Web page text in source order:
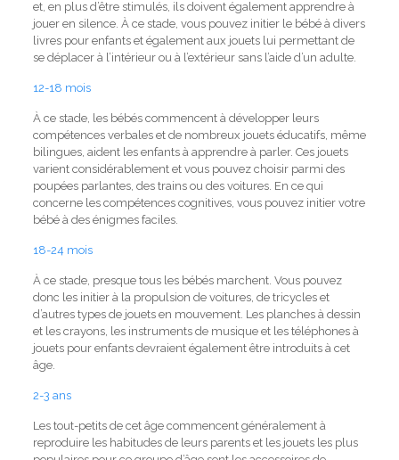
et, en plus d’être stimulés, ils doivent également apprendre à
jouer en silence. À ce stade, vous pouvez initier le bébé à divers
livres pour enfants et également aux jouets lui permettant de
se déplacer à l’intérieur ou à l’extérieur sans l’aide d’un adulte.
12-18 mois
À ce stade, les bébés commencent à développer leurs
compétences verbales et de nombreux jouets éducatifs, même
bilingues, aident les enfants à apprendre à parler. Ces jouets
varient considérablement et vous pouvez choisir parmi des
poupées parlantes, des trains ou des voitures. En ce qui
concerne les compétences cognitives, vous pouvez initier votre
bébé à des énigmes faciles.
18-24 mois
À ce stade, presque tous les bébés marchent. Vous pouvez
donc les initier à la propulsion de voitures, de tricycles et
d’autres types de jouets en mouvement. Les planches à dessin
et les crayons, les instruments de musique et les téléphones à
jouets pour enfants devraient également être introduits à cet
âge.
2-3 ans
Les tout-petits de cet âge commencent généralement à
reproduire les habitudes de leurs parents et les jouets les plus